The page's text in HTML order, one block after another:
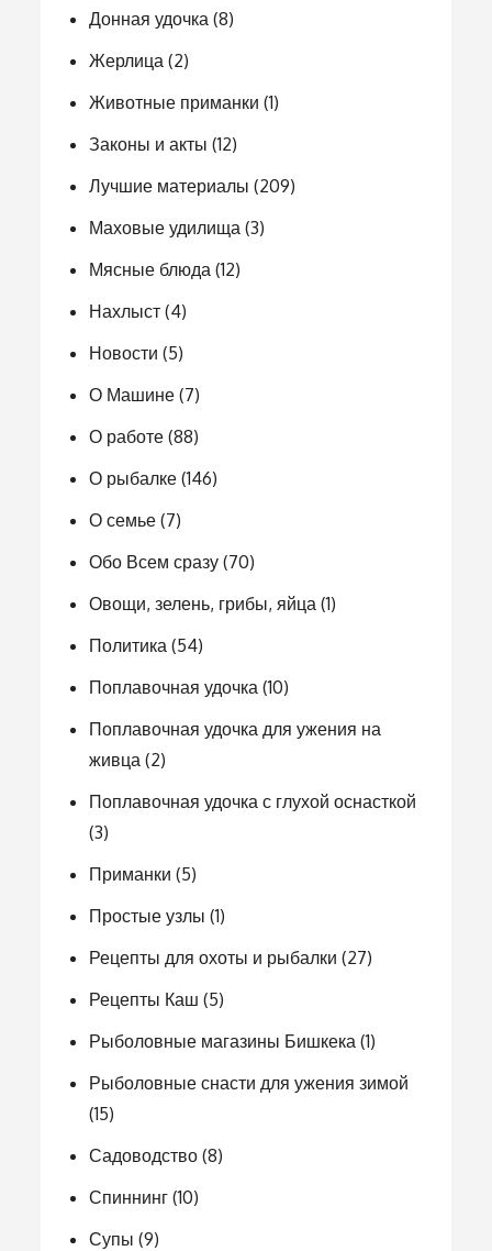
Донная удочка (8)
Жерлица (2)
Животные приманки (1)
Законы и акты (12)
Лучшие материалы (209)
Маховые удилища (3)
Мясные блюда (12)
Нахлыст (4)
Новости (5)
О Машине (7)
О работе (88)
О рыбалке (146)
О семье (7)
Обо Всем сразу (70)
Овощи, зелень, грибы, яйца (1)
Политика (54)
Поплавочная удочка (10)
Поплавочная удочка для ужения на
живца (2)
Поплавочная удочка с глухой оснасткой
(3)
Приманки (5)
Простые узлы (1)
Рецепты для охоты и рыбалки (27)
Рецепты Каш (5)
Рыболовные магазины Бишкека (1)
Рыболовные снасти для ужения зимой
(15)
Садоводство (8)
Спиннинг (10)
Супы (9)